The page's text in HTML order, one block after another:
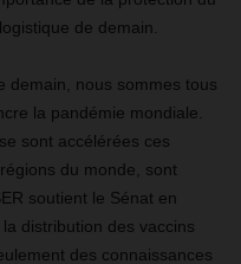
de demain.
demain, nous sommes tous
la pandémie mondiale.
sont accélérées ces
du monde, sont
soutient le Sénat en
distribution des vaccins
des connaissances